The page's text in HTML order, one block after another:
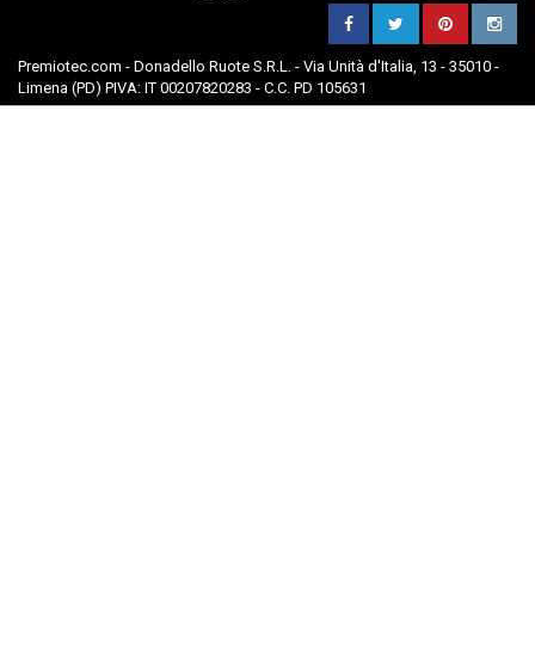
Premiotec.com - Donadello Ruote S.R.L. - Via Unità d'Italia, 13 - 35010 -
Limena (PD) PIVA: IT 00207820283 - C.C. PD 105631